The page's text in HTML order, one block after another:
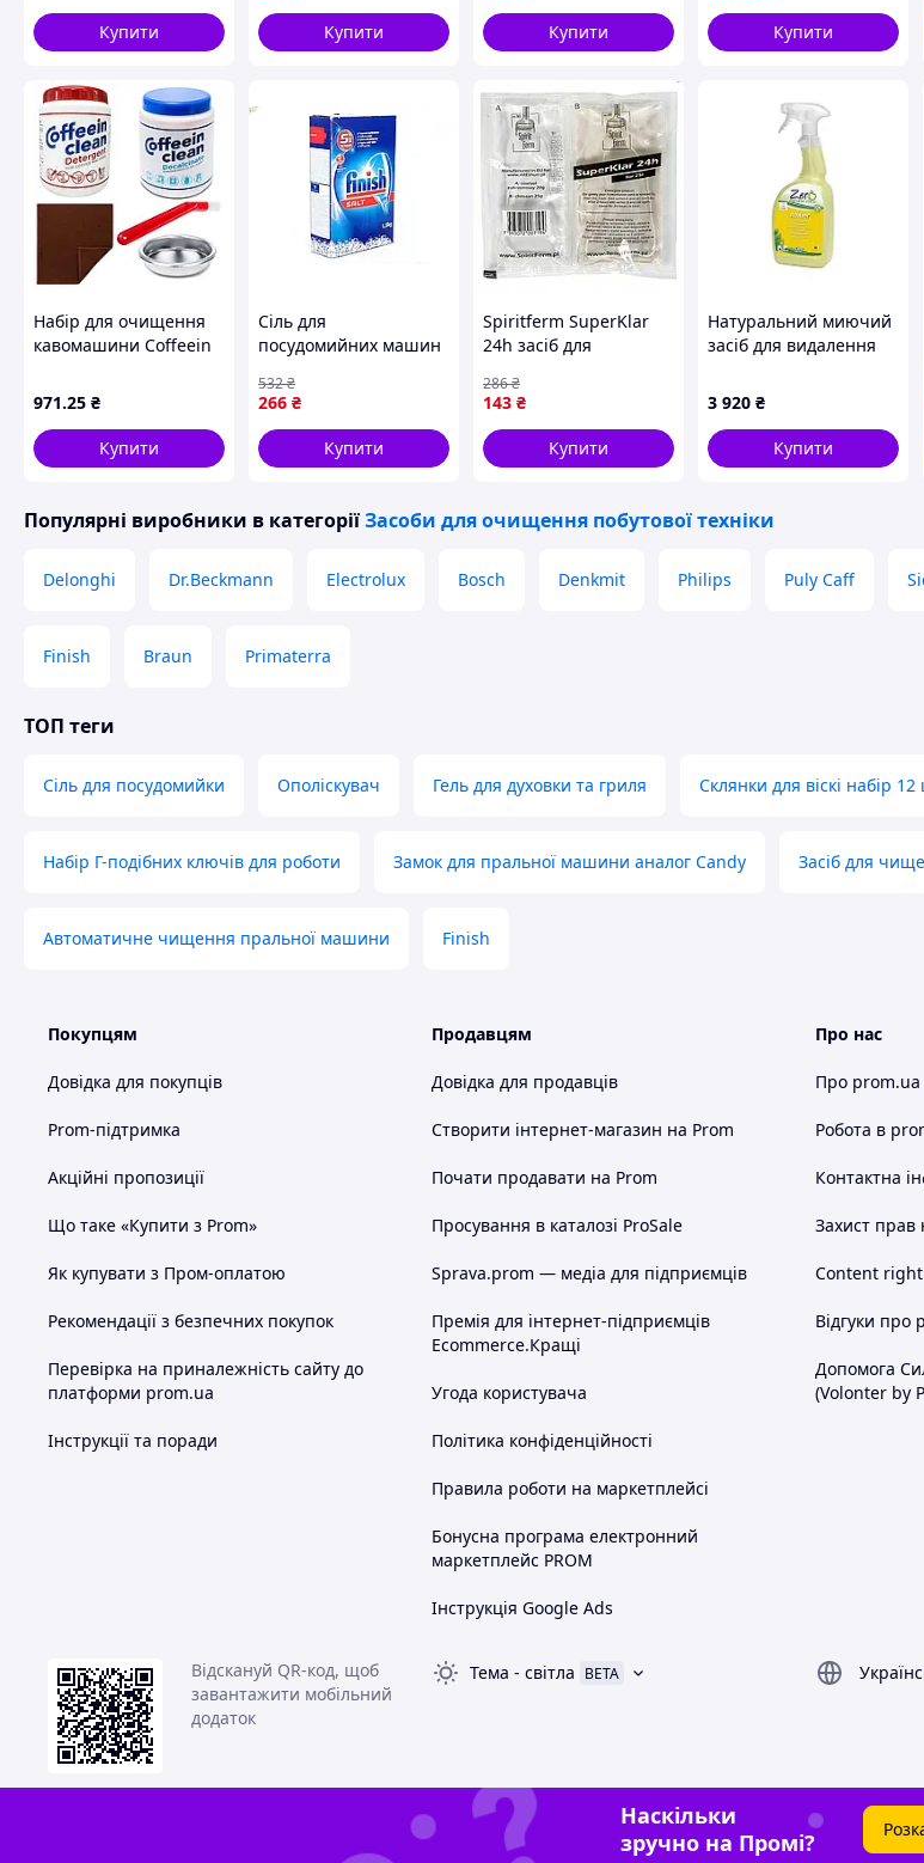
Купити
Купити Купити
кавових олій
Купити
Набір для очищення
кавомашини Coffeein
масел та накипу
Порошок
971.25 ₴
Купити
Сіль для
посудомийних машин
пом'якшення води
запобігання накипу 1
5кг
266 ₴
532₴
Купити
Spiritferm SuperKlar
24h засіб для
напоїв швидкий і
ефективний засіб для
очищення
143 ₴
286₴
Купити
Натуральний миючий
засіб для видалення
SUTTER Professional
(12×750 мл)
3 920 ₴
Купити
Популярні виробники в категоріїЗасоби для очищення побутової техніки
Delonghi Dr.Beckmann Electrolux Bosch Denkmit Philips Puly Caff
Finish Braun Primaterra
ТОП теги
Сіль для посудомийки Ополіскувач Гель для духовки та гриля Склянки для віскі набір 12
Набір Г-подібних ключів для роботи Замок для пральної машини аналог Candy Засіб для
Автоматичне чищення пральної машини Finish
Покупцям
Довідка для покупців
Prom-підтримка
Акційні пропозиції
Що таке «Купити з Prom»
Як купувати з Пром-оплатою
Рекомендації з безпечних покупок
Перевірка на приналежність сайту до
платформи prom.ua
Інструкції та поради
Продавцям
Довідка для продавців
Створити інтернет-магазин на Prom
Почати продавати на Prom
Просування в каталозі ProSale
Sprava.prom — медіа для підприємців
Премія для інтернет-підприємців
Ecommerce.Кращі
Угода користувача
Політика конфіденційності
Правила роботи на маркетплейсі
Бонусна програма електронний
маркетплейс PROM
Інструкція Google Ads
Про нас
Про prom.ua
Робота в
Контактна
Захист прав
Content
Відгуки про
Допомога
(Volonter by
Відскануй QR-код, щоб
завантажити мобільний
додаток
Тема - світла BETA
Наскільки
зручно на Промі?